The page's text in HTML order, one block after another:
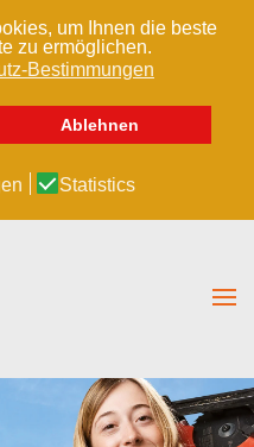
um Ihnen die beste
zu ermöglichen.
Bestimmungen
Ablehnen
Statistics